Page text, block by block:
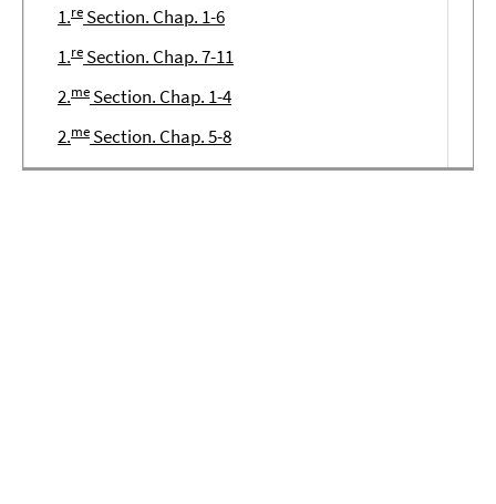
1.re Section. Chap. 1-6
1.re Section. Chap. 7-11
2.me Section. Chap. 1-4
2.me Section. Chap. 5-8